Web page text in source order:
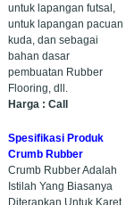
untuk lapangan futsal,
untuk lapangan pacuan
kuda, dan sebagai
bahan dasar
pembuatan Rubber
Flooring, dll.
Harga : Call
Spesifikasi Produk
Crumb Rubber
Crumb Rubber Adalah
Istilah Yang Biasanya